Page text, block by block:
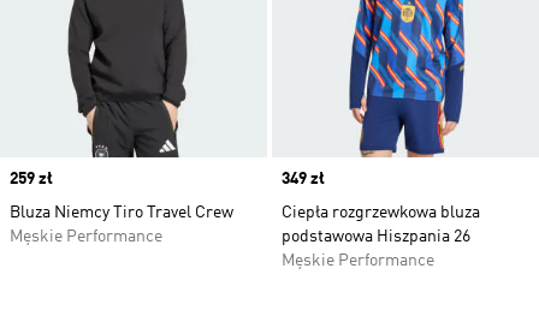
Price
259 zł
Bluza Niemcy Tiro Travel Crew
Męskie Performance
Price
349 zł
Ciepła rozgrzewkowa bluza
podstawowa Hiszpania 26
Męskie Performance